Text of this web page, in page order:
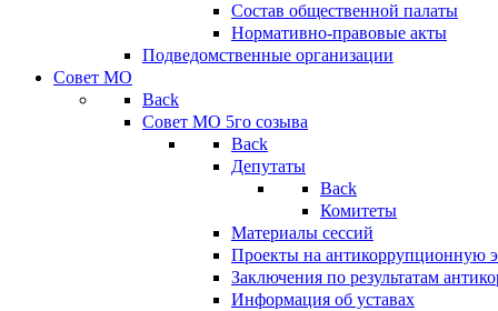
Состав общественной палаты
Нормативно-правовые акты
Подведомственные организации
Совет МО
Back
Совет МО 5го созыва
Back
Депутаты
Back
Комитеты
Материалы сессий
Проекты на антикоррупционную
Заключения по результатам
Информация об уставах